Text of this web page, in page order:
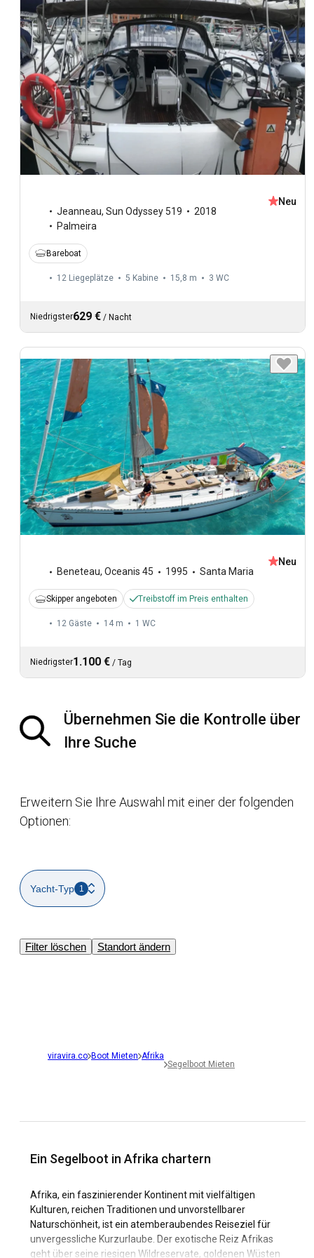
Jeanneau, Sun Odyssey 519
2018
Palmeira
Neu
Bareboat
12 Liegeplätze 5 Kabine 15,8 m 3 WC
Niedrigster629 € / Nacht
Beneteau, Oceanis 45 1995 Santa Maria
Neu
Skipper angeboten Treibstoff im Preis enthalten
12 Gäste 14 m 1 WC
Niedrigster1.100 € / Tag
Übernehmen Sie die Kontrolle über
Ihre Suche
Erweitern Sie Ihre Auswahl mit einer der folgenden
Optionen:
Yacht-Typ 1
Filter löschen Standort ändern
viravira.co Boot Mieten Afrika
Segelboot Mieten
Ein Segelboot in Afrika chartern
Afrika, ein faszinierender Kontinent mit vielfältigen
Kulturen, reichen Traditionen und unvorstellbarer
Naturschönheit, ist ein atemberaubendes Reiseziel für
unvergessliche Kurzurlaube. Der exotische Reiz Afrikas
geht über seine riesigen Wildreservate, goldenen Wüsten